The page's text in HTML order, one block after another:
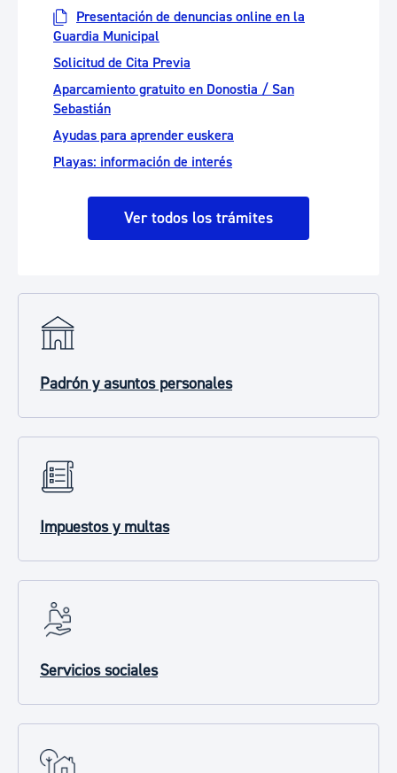
Presentación de denuncias online en la
Guardia Municipal
Solicitud de Cita Previa
Aparcamiento gratuito en Donostia / San
Sebastián
Ayudas para aprender euskera
Playas: información de interés
Ver todos los trámites
Padrón y asuntos personales
Impuestos y multas
Servicios sociales